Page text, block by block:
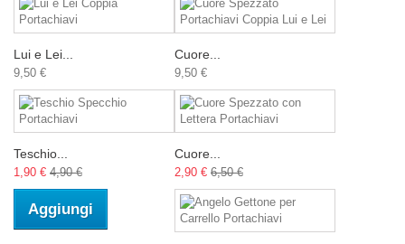
Lui e Lei...
9,50 €
Cuore...
9,50 €
Teschio...
1,90 € 4,90 €
Aggiungi
Cuore...
2,90 € 6,50 €